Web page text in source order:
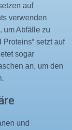
auf
verwenden
um Abfälle zu
setzt auf
sogar
an, um den
und